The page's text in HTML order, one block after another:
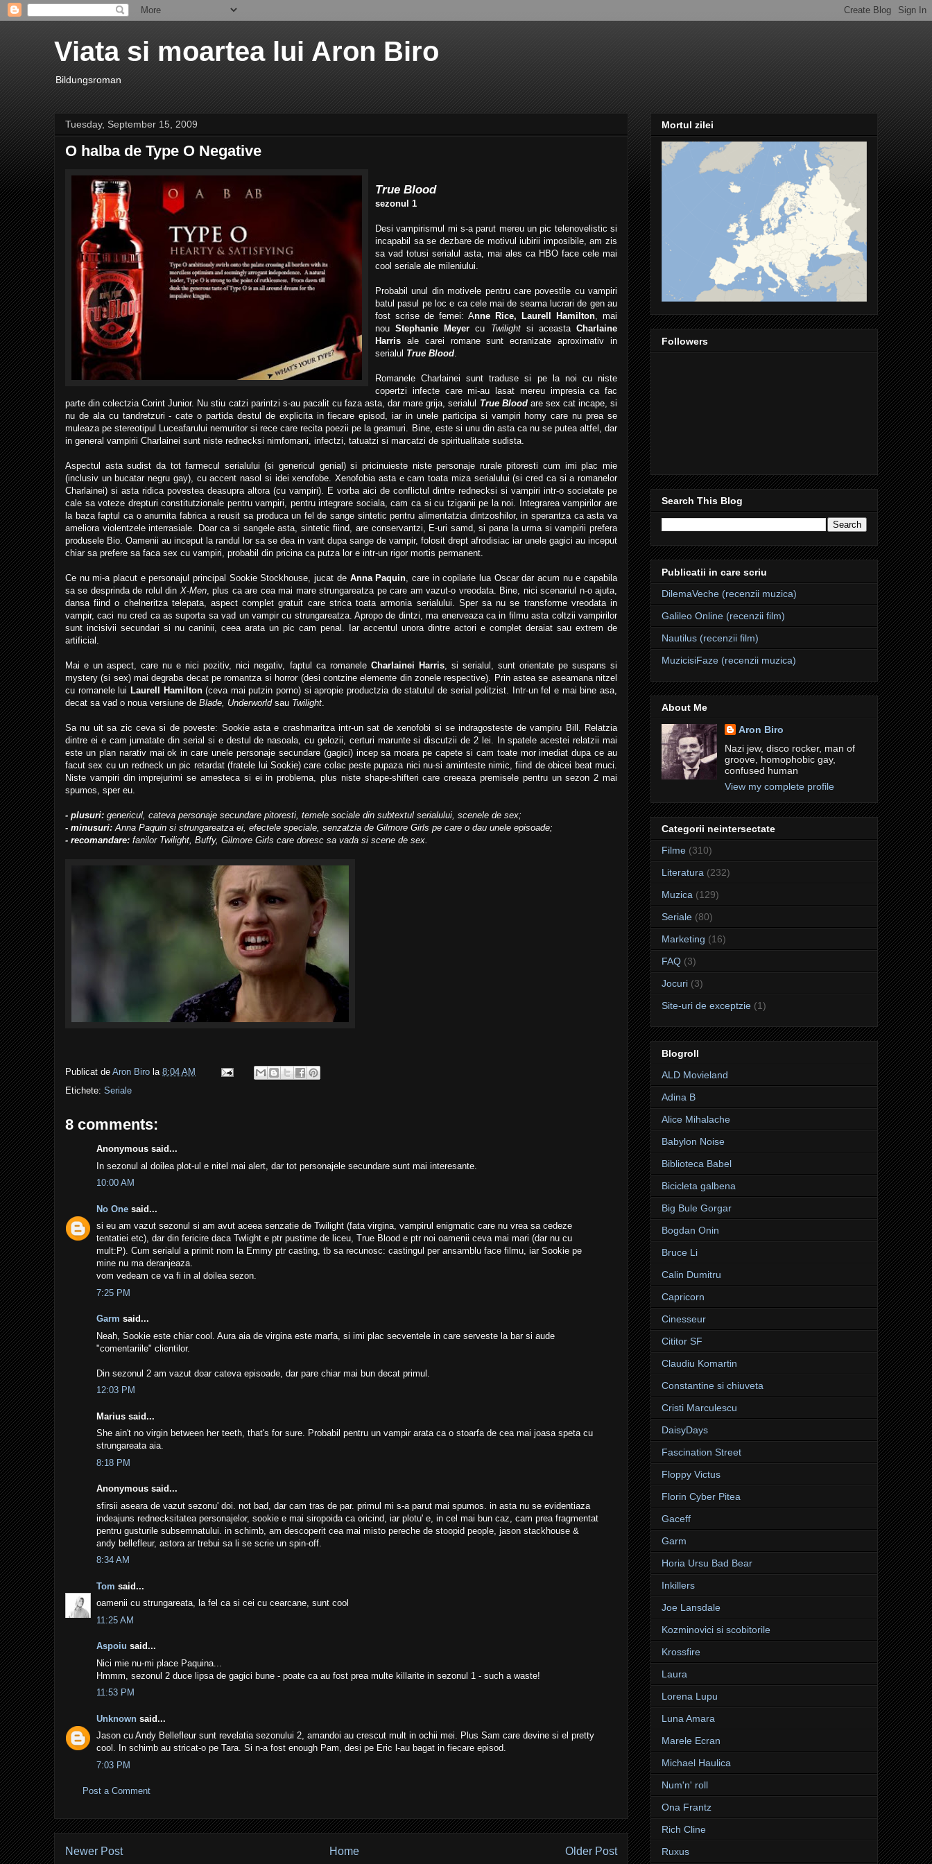
Viata si moartea lui Aron Biro
Bildungsroman
Tuesday, September 15, 2009
O halba de Type O Negative
True Blood
sezonul 1
Desi vampirismul mi s-a parut mereu un pic telenovelistic si
incapabil sa se dezbare de motivul iubirii imposibile, am zis
sa vad totusi serialul asta, mai ales ca HBO face cele mai
cool seriale ale mileniului.
Probabil unul din motivele pentru care povestile cu vampiri
batul pasul pe loc e ca cele mai de seama lucrari de gen au
fost scrise de femei: Anne Rice, Laurell Hamilton, mai
nouStephanie Meyer cu Twilightsi aceastaCharlaine
Harris ale carei romane sunt ecranizate aproximativ in
serialul True Blood.
Romanele Charlainei sunt traduse si pe la noi cu niste
copertzi infecte care mi-au lasat mereu impresia ca fac
parte din colectzia Corint Junior. Nu stiu catzi parintzi s-au pacalit cu faza asta, dar mare grija, serialul True Bloodare sex cat incape, si
nu de ala cu tandretzuri - cate o partida destul de explicita in fiecare episod, iar in unele participa si vampiri horny care nu prea se
muleaza pe stereotipul Luceafarului nemuritor si rece care recita poezii pe la geamuri. Bine, este si unu din asta ca nu se putea altfel, dar
in general vampirii Charlainei sunt niste rednecksi nimfomani, infectzi, tatuatzi si marcatzi de spiritualitate sudista.
Aspectul asta sudist da tot farmecul serialului (si genericul genial) si pricinuieste niste personaje rurale pitoresti cum imi plac mie
(inclusiv un bucatar negru gay), cu accent nasol si idei xenofobe. Xenofobia asta e cam toata miza serialului (si cred ca si a romanelor
Charlainei) si asta ridica povestea deasupra altora (cu vampiri). E vorba aici de conflictul dintre rednecksi si vampiri intr-o societate pe
cale sa voteze drepturi constitutzionale pentru vampiri, pentru integrare sociala, cam ca si cu tziganii pe la noi. Integrarea vampirilor are
la baza faptul ca o anumita fabrica a reusit sa produca un fel de sange sintetic pentru alimentatzia dintzoshilor, in sperantza ca asta va
ameliora violentzele interrasiale. Doar ca si sangele asta, sintetic fiind, are conservantzi, E-uri samd, si pana la urma si vampirii prefera
produsele Bio. Oamenii au inceput la randul lor sa se dea in vant dupa sange de vampir, folosit drept afrodisiac iar unele gagici au inceput
chiar sa prefere sa faca sex cu vampiri, probabil din pricina ca putza lor e intr-un rigor mortis permanent.
Ce nu mi-a placut e personajul principal Sookie Stockhouse, jucat de Anna Paquin, care in copilarie lua Oscar dar acum nu e capabila
sa se desprinda de rolul din X-Men, plus ca are cea mai mare strungareatza pe care am vazut-o vreodata. Bine, nici scenariul n-o ajuta,
dansa fiind o chelneritza telepata, aspect complet gratuit care strica toata armonia serialului. Sper sa nu se transforme vreodata in
vampir, caci nu cred ca as suporta sa vad un vampir cu strungareatza. Apropo de dintzi, ma enerveaza ca in filmu asta coltzii vampirilor
sunt incisivii secundari si nu caninii, ceea arata un pic cam penal. Iar accentul unora dintre actori e complet deraiat sau extrem de
artificial.
Mai e un aspect, care nu e nici pozitiv, nici negativ, faptul ca romanele Charlainei Harris, si serialul, sunt orientate pe suspans si
mystery (si sex) mai degraba decat pe romantza si horror (desi contzine elemente din zonele respective). Prin astea se aseamana nitzel
cu romanele lui Laurell Hamilton(ceva mai putzin porno) si apropie productzia de statutul de serial politzist. Intr-un fel e mai bine asa,
decat sa vad o noua versiune de Blade, Underworldsau Twilight.
Sa nu uit sa zic ceva si de poveste: Sookie asta e crashmaritza intr-un sat de xenofobi si se indragosteste de vampiru Bill. Relatzia
dintre ei e cam jumatate din serial si e destul de nasoala, cu gelozii, certuri marunte si discutzii de 2 lei. In spatele acestei relatzii mai
este un plan narativ mai ok in care unele personaje secundare (gagici) incep sa moara pe capete si cam toate mor imediat dupa ce au
facut sex cu un redneck un pic retardat (fratele lui Sookie) care colac peste pupaza nici nu-si aminteste nimic, fiind de obicei beat muci.
Niste vampiri din imprejurimi se amesteca si ei in problema, plus niste shape-shifteri care creeaza premisele pentru un sezon 2 mai
spumos, sper eu.
- plusuri: genericul, cateva personaje secundare pitoresti, temele sociale din subtextul serialului, scenele de sex;
- minusuri: Anna Paquin si strungareatza ei, efectele speciale, senzatzia de Gilmore Girls pe care o dau unele episoade;
- recomandare: fanilor Twilight, Buffy, Gilmore Girls care doresc sa vada si scene de sex.
Publicat de Aron Biro la 8:04 AM
Etichete: Seriale
8 comments:
Anonymous said...
In sezonul al doilea plot-ul e nitel mai alert, dar tot personajele secundare sunt mai interesante.
10:00 AM
No One said...
si eu am vazut sezonul si am avut aceea senzatie de Twilight (fata virgina, vampirul enigmatic care nu vrea sa cedeze
tentatiei etc), dar din fericire daca Twlight e ptr pustime de liceu, True Blood e ptr noi oamenii ceva mai mari (dar nu cu
mult:P). Cum serialul a primit nom la Emmy ptr casting, tb sa recunosc: castingul per ansamblu face filmu, iar Sookie pe
mine nu ma deranjeaza.
vom vedeam ce va fi in al doilea sezon.
7:25 PM
Garm said...
Neah, Sookie este chiar cool. Aura aia de virgina este marfa, si imi plac secventele in care serveste la bar si aude
"comentariile" clientilor.
Din sezonul 2 am vazut doar cateva episoade, dar pare chiar mai bun decat primul.
12:03 PM
Marius said...
She ain't no virgin between her teeth, that's for sure. Probabil pentru un vampir arata ca o stoarfa de cea mai joasa speta cu
strungareata aia.
8:18 PM
Anonymous said...
sfirsii aseara de vazut sezonu' doi. not bad, dar cam tras de par. primul mi s-a parut mai spumos. in asta nu se evidentiaza
indeajuns rednecksitatea personajelor, sookie e mai siropoida ca oricind, iar plotu' e, in cel mai bun caz, cam prea fragmentat
pentru gusturile subsemnatului. in schimb, am descoperit cea mai misto pereche de stoopid people, jason stackhouse &
andy bellefleur, astora ar trebui sa li se scrie un spin-off.
8:34 AM
Tom said...
oamenii cu strungareata, la fel ca si cei cu cearcane, sunt cool
11:25 AM
Aspoiu said...
Nici mie nu-mi place Paquina...
Hmmm, sezonul 2 duce lipsa de gagici bune - poate ca au fost prea multe killarite in sezonul 1 - such a waste!
11:53 PM
Unknown said...
Jason cu Andy Bellefleur sunt revelatia sezonului 2, amandoi au crescut mult in ochii mei. Plus Sam care devine si el pretty
cool. In schimb au stricat-o pe Tara. Si n-a fost enough Pam, desi pe Eric l-au bagat in fiecare episod.
7:03 PM
Post a Comment
Newer Post Older Post
Home
Mortul zilei
Followers
Search This Blog
Publicatii in care scriu
DilemaVeche (recenzii muzica)
Galileo Online (recenzii film)
Nautilus (recenzii film)
MuzicisiFaze (recenzii muzica)
About Me
Aron Biro
Nazi jew, disco rocker, man of
groove, homophobic gay,
confused human
View my complete profile
Categorii neintersectate
Filme (310)
Literatura (232)
Muzica (129)
Seriale (80)
Marketing (16)
FAQ (3)
Jocuri (3)
Site-uri de exceptzie (1)
Blogroll
ALD Movieland
Adina B
Alice Mihalache
Babylon Noise
Biblioteca Babel
Bicicleta galbena
Big Bule Gorgar
Bogdan Onin
Bruce Li
Calin Dumitru
Capricorn
Cinesseur
Cititor SF
Claudiu Komartin
Constantine si chiuveta
Cristi Marculescu
DaisyDays
Fascination Street
Floppy Victus
Florin Cyber Pitea
Gaceff
Garm
Horia Ursu Bad Bear
Inkillers
Joe Lansdale
Kozminovici si scobitorile
Krossfire
Laura
Lorena Lupu
Luna Amara
Marele Ecran
Michael Haulica
Num'n' roll
Ona Frantz
Rich Cline
Ruxus